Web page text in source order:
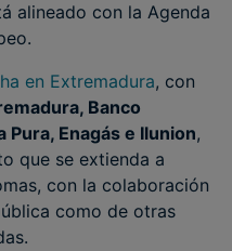
alineado con la Agenda
en Extremadura, con
Banco
Pura, Enagás e Ilunion,
que se extienda a
con la colaboración
como de otras